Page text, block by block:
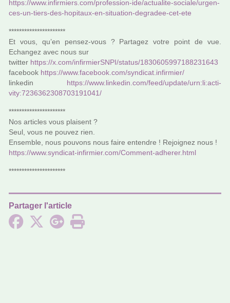
https://www.infir­miers.com/pro­fes­sion-ide/actua­lite-sociale/urgen­
ces-un-tiers-des-hopi­taux-en-situa­tion-degra­dee-cet-ete
**********************
Et vous, qu’en pensez-vous ? Partagez votre point de vue.
Echangez avec nous sur
twit­ter https://x.com/infir­mierSNPI/status/1830605997188231643
face­book https://www.face­book.com/syn­di­cat.infir­mier/
lin­ke­din https://www.lin­ke­din.com/feed/update/urn:li:acti­
vity:7236362308703191041/
**********************
Nos arti­cles vous plai­sent ?
Seul, vous ne pouvez rien.
Ensemble, nous pou­­vons nous faire enten­­dre ! Rejoignez nous !
https://www.syn­di­cat-infir­mier.com/Comment-adhe­rer.html
**********************
Partager l'article